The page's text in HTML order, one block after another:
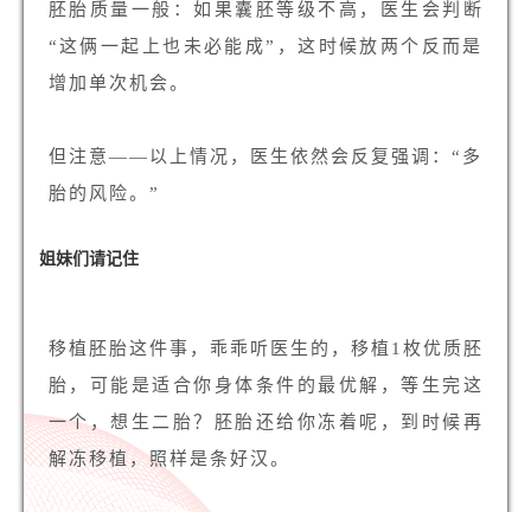
胚胎质量一般：如果囊胚等级不高，医生会判断
“这俩一起上也未必能成”，这时候放两个反而是
增加单次机会。
但注意——以上情况，医生依然会反复强调：“多
胎的风险。”
姐妹们请记住
移植胚胎这件事，乖乖听医生的，移植1枚优质胚
胎，可能是适合你身体条件的最优解，等生完这
一个，想生二胎？胚胎还给你冻着呢，到时候再
解冻移植，照样是条好汉。